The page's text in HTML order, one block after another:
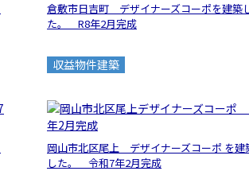
倉敷市日吉町 デザイナーズコーポを建築
た。 R8年2月完成
収益物件建築
岡山市北区尾上 デザイナーズコーポ を建
した。 令和7年2月完成